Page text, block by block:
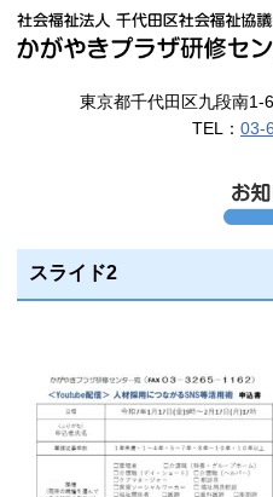
東京都千代田区九段南
TEL： 03-
スライド2